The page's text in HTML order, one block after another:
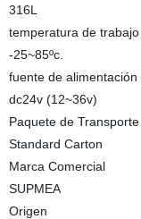
316L
temperatura de trabajo
-25~85ºc.
fuente de alimentación
dc24v (12~36v)
Paquete de Transporte
Standard Carton
Marca Comercial
SUPMEA
Origen